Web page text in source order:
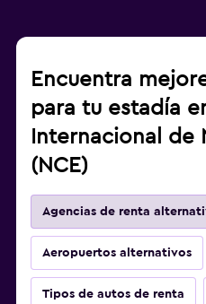
Encuentra
para tu estadía
Internacional de
(NCE)
Agencias de renta
Aeropuertos alternativos
Tipos de autos de renta